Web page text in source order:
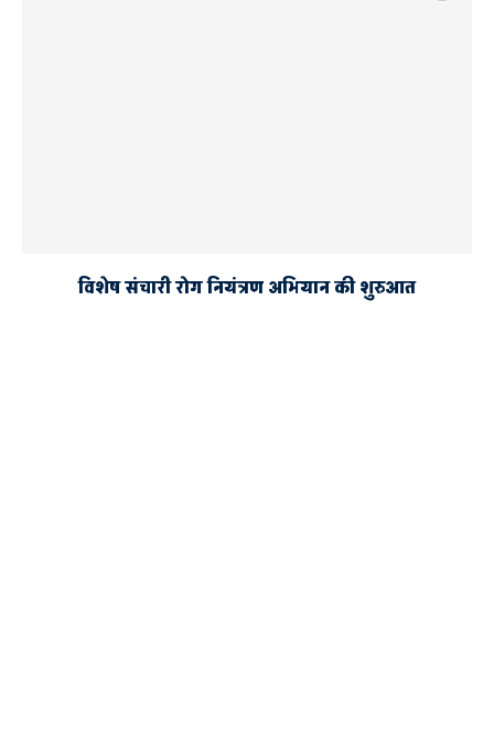
विशेष संचारी रोग नियंत्रण अभियान की शुरुआत